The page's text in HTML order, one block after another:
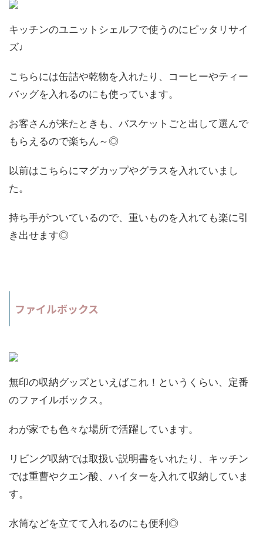
キッチンのユニットシェルフで使うのにピッタリサイ
ズ♩
こちらには缶詰や乾物を入れたり、コーヒーやティー
バッグを入れるのにも使っています。
お客さんが来たときも、バスケットごと出して選んで
もらえるので楽ちん～◎
以前はこちらにマグカップやグラスを入れていまし
た。
持ち手がついているので、重いものを入れても楽に引
き出せます◎
ファイルボックス
無印の収納グッズといえばこれ！というくらい、定番
のファイルボックス。
わが家でも色々な場所で活躍しています。
リビング収納では取扱い説明書をいれたり、キッチン
では重曹やクエン酸、ハイターを入れて収納していま
す。
水筒などを立てて入れるのにも便利◎